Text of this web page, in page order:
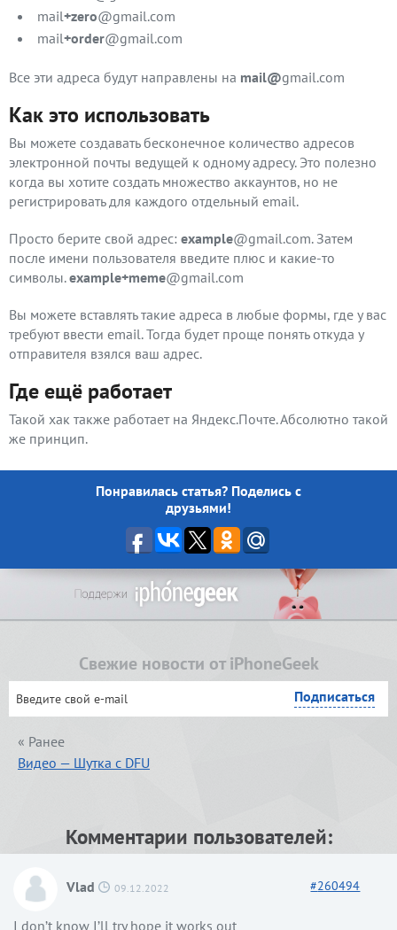
mail+zero@gmail.com
mail+order@gmail.com
Все эти адреса будут направлены на mail@gmail.com
Как это использовать
Вы можете создавать бесконечное количество адресов
электронной почты ведущей к одному адресу. Это полезно
когда вы хотите создать множество аккаунтов, но не
регистрировать для каждого отдельный email.
Просто берите свой адрес: example@gmail.com. Затем
после имени пользователя введите плюс и какие-то
символы.example+meme@gmail.com
Вы можете вставлять такие адреса в любые формы, где у вас
требуют ввести email. Тогда будет проще понять откуда у
отправителя взялся ваш адрес.
Где ещё работает
Такой хак также работает на Яндекс.Почте. Абсолютно такой
же принцип.
Понравилась статья? Поделись с
друзьями!
Свежие новости от iPhoneGeek
« Ранее
Видео — Шутка с DFU
Комментарии пользователей:
Vlad 09.12.2022 #260494
I don’t know I’ll try hope it works out